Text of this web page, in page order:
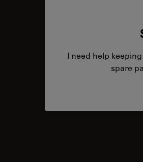
I need help
spare